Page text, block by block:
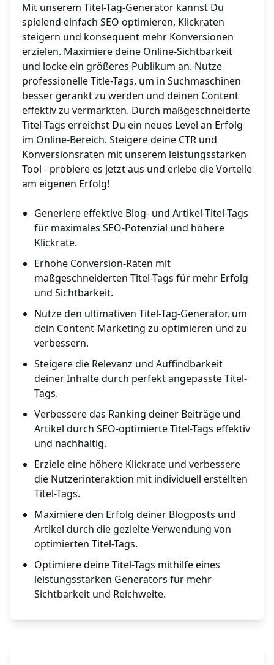
Mit unserem Titel-Tag-Generator kannst Du
spielend einfach SEO optimieren, Klickraten
steigern und konsequent mehr Konversionen
erzielen. Maximiere deine Online-Sichtbarkeit
und locke ein größeres Publikum an. Nutze
professionelle Title-Tags, um in Suchmaschinen
besser gerankt zu werden und deinen Content
effektiv zu vermarkten. Durch maßgeschneiderte
Titel-Tags erreichst Du ein neues Level an Erfolg
im Online-Bereich. Steigere deine CTR und
Konversionsraten mit unserem leistungsstarken
Tool - probiere es jetzt aus und erlebe die Vorteile
am eigenen Erfolg!
Generiere effektive Blog- und Artikel-Titel-Tags
für maximales SEO-Potenzial und höhere
Klickrate.
Erhöhe Conversion-Raten mit
maßgeschneiderten Titel-Tags für mehr Erfolg
und Sichtbarkeit.
Nutze den ultimativen Titel-Tag-Generator, um
dein Content-Marketing zu optimieren und zu
verbessern.
Steigere die Relevanz und Auffindbarkeit
deiner Inhalte durch perfekt angepasste Titel-
Tags.
Verbessere das Ranking deiner Beiträge und
Artikel durch SEO-optimierte Titel-Tags effektiv
und nachhaltig.
Erziele eine höhere Klickrate und verbessere
die Nutzerinteraktion mit individuell erstellten
Titel-Tags.
Maximiere den Erfolg deiner Blogposts und
Artikel durch die gezielte Verwendung von
optimierten Titel-Tags.
Optimiere deine Titel-Tags mithilfe eines
leistungsstarken Generators für mehr
Sichtbarkeit und Reichweite.